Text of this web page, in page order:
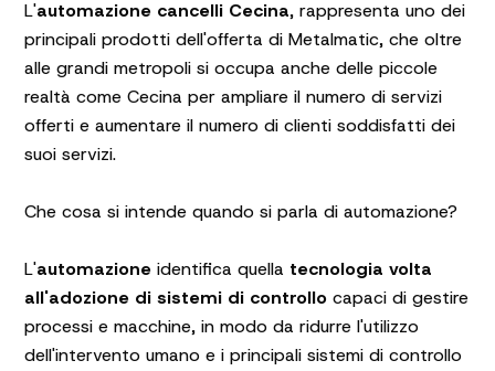
L'automazione cancelli Cecina, rappresenta uno dei
principali prodotti dell'offerta di Metalmatic, che oltre
alle grandi metropoli si occupa anche delle piccole
realtà come Cecina per ampliare il numero di servizi
offerti e aumentare il numero di clienti soddisfatti dei
suoi servizi.
Che cosa si intende quando si parla di automazione?
L'automazione identifica quella tecnologia volta
all'adozione di sistemi di controllo capaci di gestire
processi e macchine, in modo da ridurre l'utilizzo
dell'intervento umano e i principali sistemi di controllo